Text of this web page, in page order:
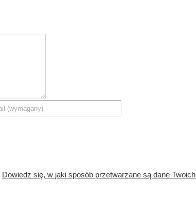
Dowiedz się, w jaki sposób przetwarzane są dane Twoich